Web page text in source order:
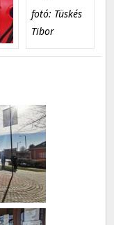
fotó: Tüskés
Tibor